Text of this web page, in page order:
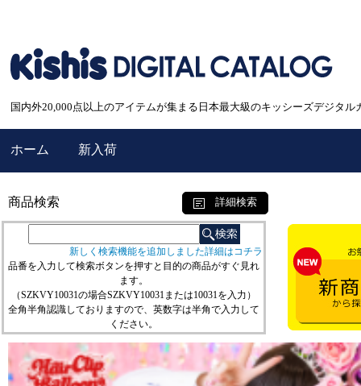
国内外20,000点以上のアイテムが集まる日本最大級のキッシーズデジタル
ホーム 新入荷
商品検索 詳細検索
新しく検索機能を追加しました詳細はコチラ
品番を入力して検索ボタンを押すと目的の商品がすぐ見れ
ます。
（SZKVY10031の場合SZKVY10031または10031を入力）
全角半角認識しておりますので、英数字は半角で入力して
ください。